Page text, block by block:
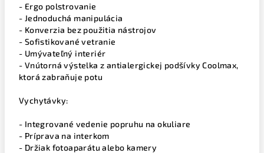
- Ergo polstrovanie
- Jednoduchá manipulácia
- Konverzia bez použitia nástrojov
- Sofistikované vetranie
- Umývateľný interiér
- Vnútorná výstelka z antialergickej podšívky Coolmax,
ktorá zabraňuje potu
Vychytávky:
- Integrované vedenie popruhu na okuliare
- Príprava na interkom
- Držiak fotoaparátu alebo kamery